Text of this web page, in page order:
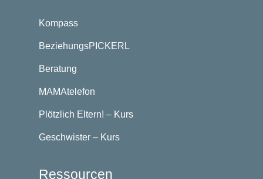
Kompass
BeziehungsPICKERL
Beratung
MAMAtelefon
Plötzlich Eltern! – Kurs
Geschwister – Kurs
Ressourcen